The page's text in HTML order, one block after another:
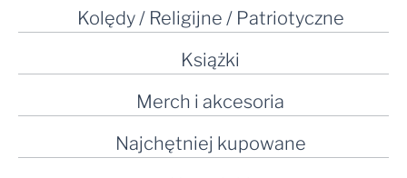
Kolędy / Religijne / Patriotyczne
Książki
Merch i akcesoria
Najchętniej kupowane